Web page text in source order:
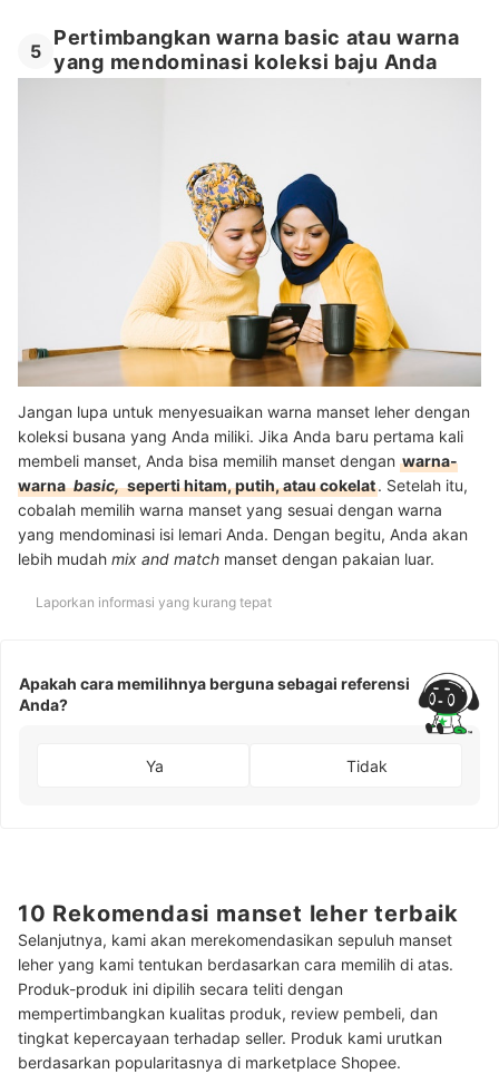
5
Pertimbangkan warna basic atau warna
yang mendominasi koleksi baju Anda
Jangan lupa untuk menyesuaikan warna manset leher dengan
koleksi busana yang Anda miliki. Jika Anda baru pertama kali
membeli manset, Anda bisa memilih manset dengan warna-
warna basic, seperti hitam, putih, atau cokelat. Setelah itu,
cobalah memilih warna manset yang sesuai dengan warna
yang mendominasi isi lemari Anda. Dengan begitu, Anda akan
lebih mudah mix and match manset dengan pakaian luar.
Laporkan informasi yang kurang tepat
Apakah cara memilihnya berguna sebagai referensi
Anda?
Ya Tidak
10 Rekomendasi manset leher terbaik
Selanjutnya, kami akan merekomendasikan sepuluh manset
leher yang kami tentukan berdasarkan cara memilih di atas.
Produk-produk ini dipilih secara teliti dengan
mempertimbangkan kualitas produk, review pembeli, dan
tingkat kepercayaan terhadap seller. Produk kami urutkan
berdasarkan popularitasnya di marketplace Shopee.